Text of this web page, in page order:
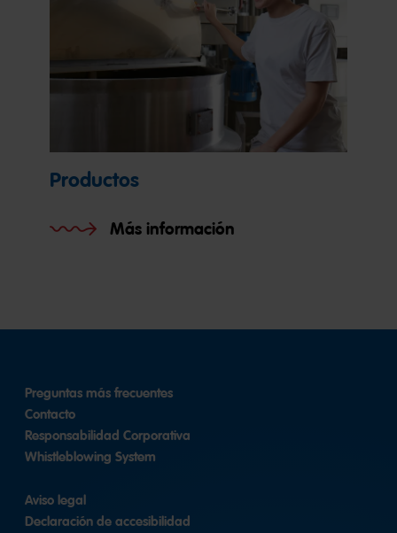
Productos
Más información
Preguntas más frecuentes
Contacto
Responsabilidad Corporativa
Whistleblowing System
Aviso legal
Declaración de accesibilidad